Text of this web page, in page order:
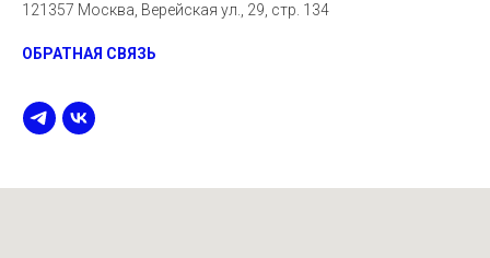
121357 Москва, Верейская ул., 29, стр. 134
ОБРАТНАЯ СВЯЗЬ